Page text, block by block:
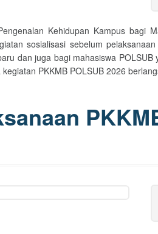
Kehidupan Kampus bagi
sosialisasi sebelum
dan juga bagi mahasiswa POLSUB
PKKMB POLSUB 2026